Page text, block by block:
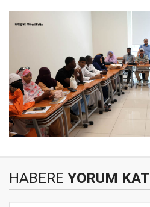
HABERE YORUM KAT